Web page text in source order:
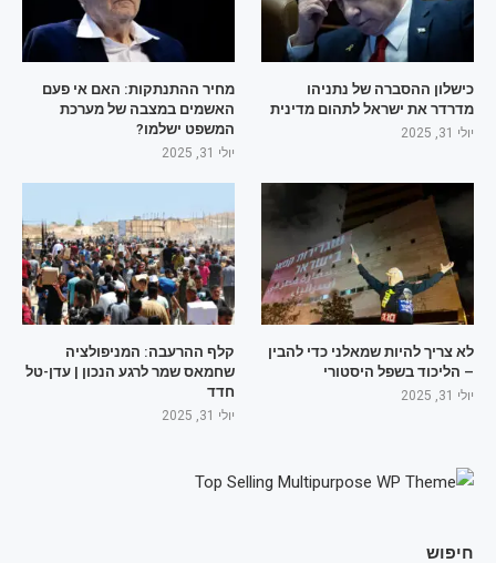
חיפוש
כישלון ההסברה של נתניהו
מדרדר את ישראל לתהום מדינית
יולי 31, 2025
מחיר ההתנתקות: האם אי פעם
האשמים במצבה של מערכת
המשפט ישלמו?
יולי 31, 2025
לא צריך להיות שמאלני כדי להבין
– הליכוד בשפל היסטורי
יולי 31, 2025
קלף ההרעבה: המניפולציה
שחמאס שמר לרגע הנכון | עדן-טל
חדד
יולי 31, 2025